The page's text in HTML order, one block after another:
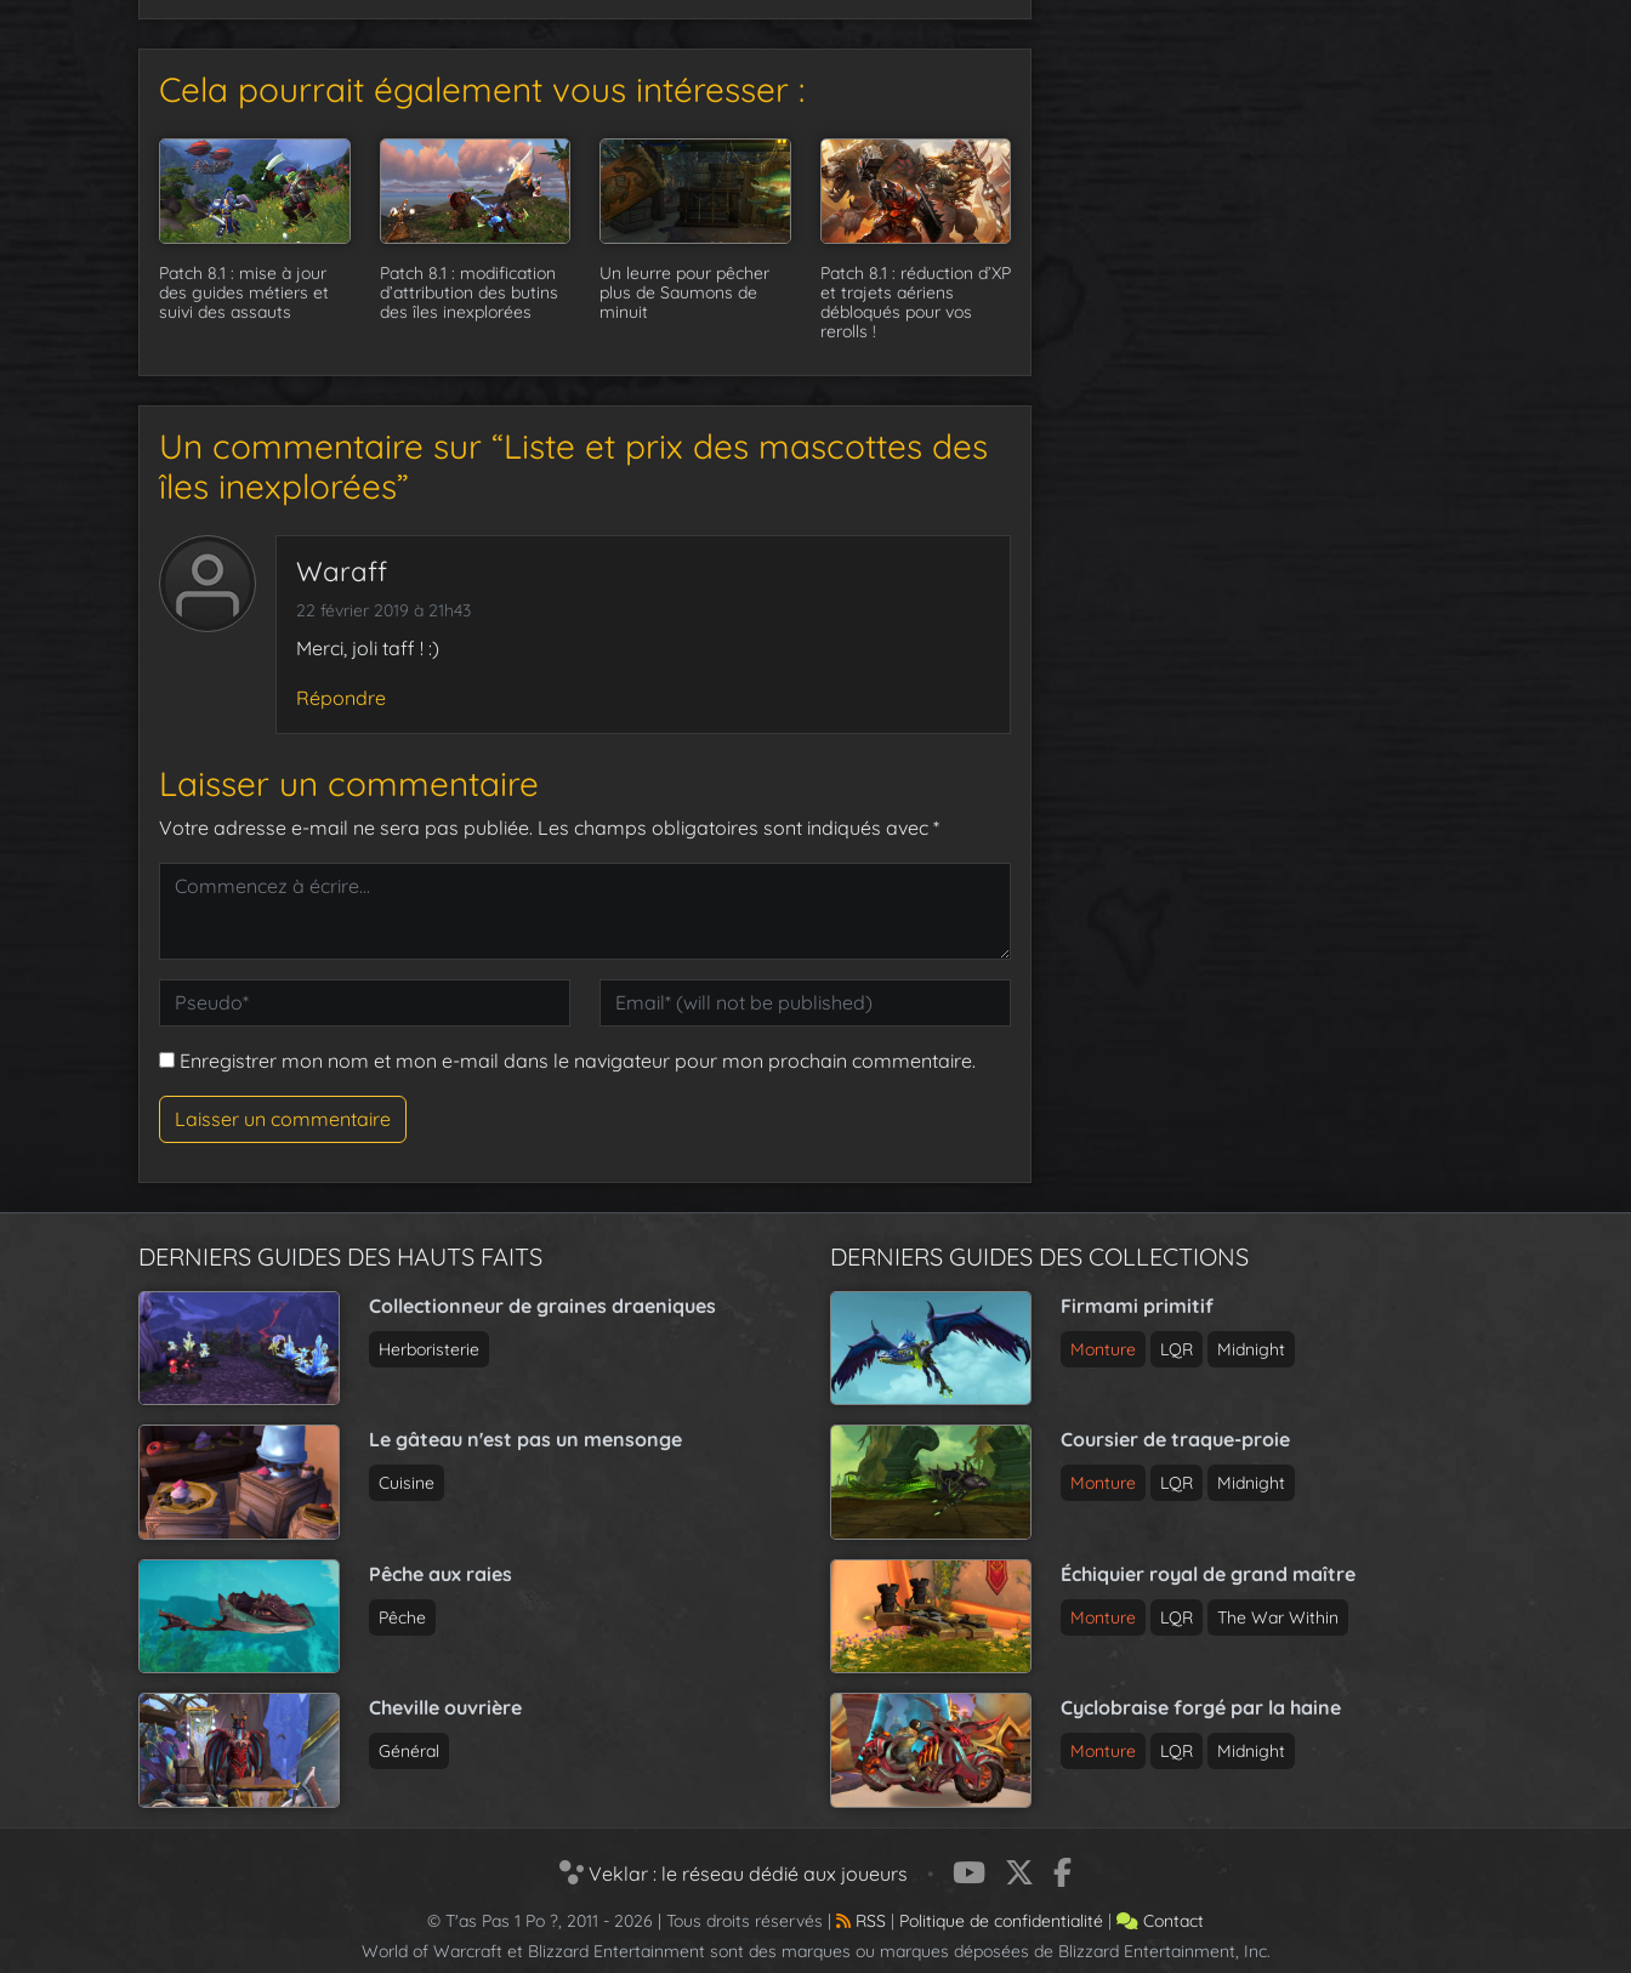
Cela pourrait également vous intéresser :
Patch 8.1 : mise à jour
des guides métiers et
suivi des assauts
Patch 8.1 : modification
d’attribution des butins
des îles inexplorées
Un leurre pour pêcher
plus de Saumons de
minuit
Patch 8.1 : réduction d’XP
et trajets aériens
débloqués pour vos
rerolls !
Un commentaire sur “Liste et prix des mascottes des
îles inexplorées”
Waraff
22 février 2019 à 21h43
Merci, joli taff ! :)
Répondre
Laisser un commentaire
Votre adresse e-mail ne sera pas publiée. Les champs obligatoires sont indiqués avec *
Enregistrer mon nom et mon e-mail dans le navigateur pour mon prochain commentaire.
DERNIERS GUIDES DES HAUTS FAITS
Collectionneur de graines draeniques
Herboristerie
Le gâteau n'est pas un mensonge
Cuisine
Pêche aux raies
Pêche
Cheville ouvrière
Général
DERNIERS GUIDES DES COLLECTIONS
Firmami primitif
Monture LQR Midnight
Coursier de traque-proie
Monture LQR Midnight
Échiquier royal de grand maître
Monture LQR The War Within
Cyclobraise forgé par la haine
Monture LQR Midnight
Veklar : le réseau dédié aux joueurs •
© T'as Pas 1 Po ?, 2011 - 2026 | Tous droits réservés | RSS | Politique de confidentialité |
Contact
World of Warcraft et Blizzard Entertainment sont des marques ou marques déposées de Blizzard Entertainment, Inc.